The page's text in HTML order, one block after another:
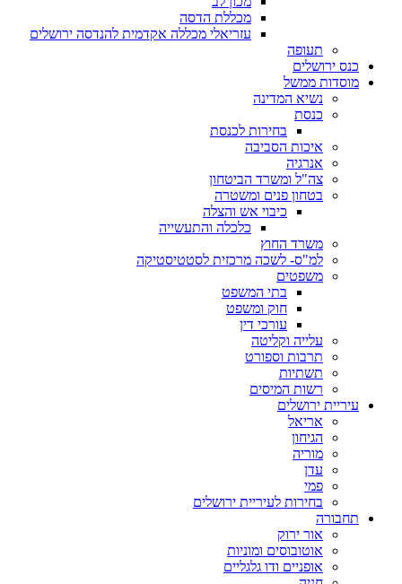
מכללת הדסה
עזריאלי מכללה אקדמית להנדסה ירושלים
תעופה
כנס ירושלים
מוסדות ממשל
נשיא המדינה
כנסת
בחירות לכנסת
איכות הסביבה
אנרגיה
צה"ל ומשרד הביטחון
בטחון פנים ומשטרה
כיבוי אש והצלה
כלכלה והתעשייה
משרד החוץ
למ"ס- לשכה מרכזית לסטטיסטיקה
משפטים
בתי המשפט
חוק ומשפט
עורכי דין
עלייה וקליטה
תרבות וספורט
תשתיות
רשות המיסים
עיריית ירושלים
אריאל
הגיחון
מוריה
עדן
פמי
בחירות לעיריית ירושלים
תחבורה
אור ירוק
אוטובוסים ומוניות
אופניים ודו גלגליים